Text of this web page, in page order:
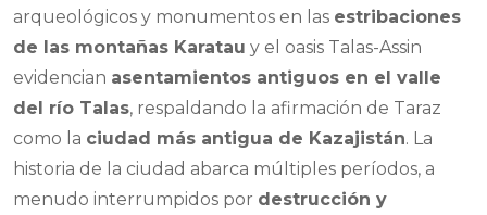
arqueológicos y monumentos en las estribaciones
de las montañas Karatau y el oasis Talas-Assin
evidencian asentamientos antiguos en el valle
del río Talas, respaldando la afirmación de Taraz
como la ciudad más antigua de Kazajistán. La
historia de la ciudad abarca múltiples períodos, a
menudo interrumpidos por destrucción y